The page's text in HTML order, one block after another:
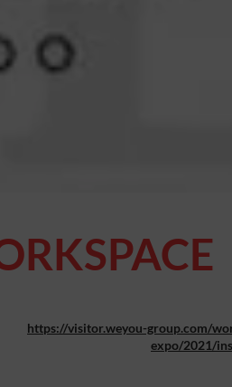
https://visitor.weyou-group.com/
expo/2021/